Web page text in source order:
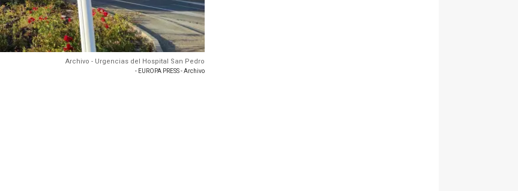
Archivo - Urgencias del Hospital San Pedro
- EUROPA PRESS - Archivo